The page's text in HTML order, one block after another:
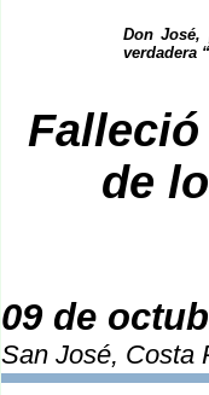
Don José,
verdadera
de
09 de
San José, Costa